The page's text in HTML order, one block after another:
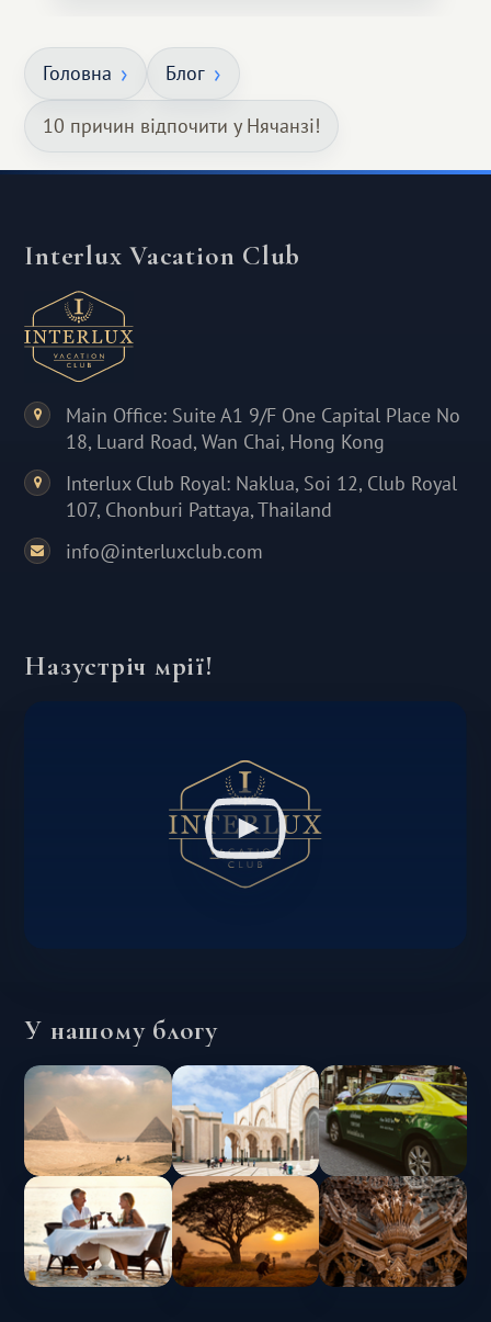
Головна Блог
10 причин відпочити у Нячанзі!
Interlux Vacation Club
Main Office: Suite A1 9/F One Capital Place No
18, Luard Road, Wan Chai, Hong Kong
Interlux Club Royal: Naklua, Soi 12, Club Royal
107, Chonburi Pattaya, Thailand
info@interluxclub.com
Назустріч мрії!
У нашому блогу